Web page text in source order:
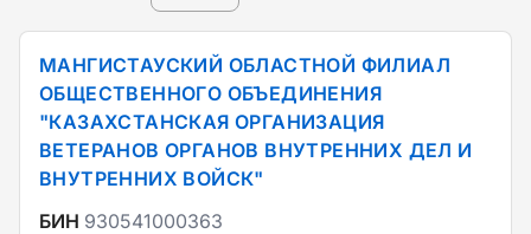
МАНГИСТАУСКИЙ ОБЛАСТНОЙ ФИЛИАЛ
ОБЩЕСТВЕННОГО ОБЪЕДИНЕНИЯ
"КАЗАХСТАНСКАЯ ОРГАНИЗАЦИЯ
ВЕТЕРАНОВ ОРГАНОВ ВНУТРЕННИХ ДЕЛ И
ВНУТРЕННИХ ВОЙСК"
БИН 930541000363